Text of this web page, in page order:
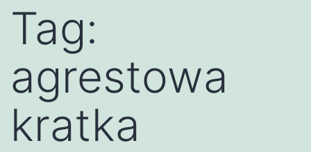
Tag:
agrestowa
kratka